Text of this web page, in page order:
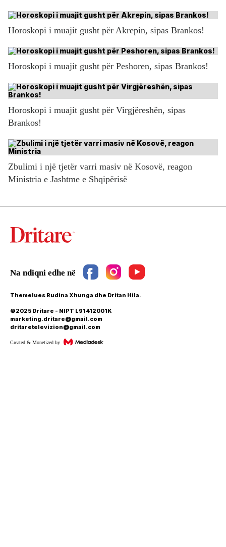
Horoskopi i muajit gusht për Akrepin, sipas Brankos!
Horoskopi i muajit gusht për Peshoren, sipas Brankos!
Horoskopi i muajit gusht për Virgjëreshën, sipas
Brankos!
Zbulimi i një tjetër varri masiv në Kosovë, reagon
Ministria e Jashtme e Shqipërisë
Themelues Rudina Xhunga dhe Dritan Hila.
©2025 Dritare - NIPT L91412001K
marketing.dritare@gmail.com
dritaretelevizion@gmail.com
Created & Monetized by